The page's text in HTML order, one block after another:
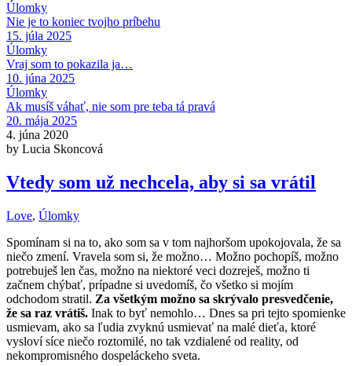
Úlomky
Nie je to koniec tvojho príbehu
15. júla 2025
Úlomky
Vraj som to pokazila ja…
10. júna 2025
Úlomky
Ak musíš váhať, nie som pre teba tá pravá
20. mája 2025
4. júna 2020
by Lucia Skoncová
Vtedy som už nechcela, aby si sa vrátil
Love, Úlomky
Spomínam si na to, ako som sa v tom najhoršom upokojovala, že sa
niečo zmení. Vravela som si, že možno… Možno pochopíš, možno
potrebuješ len čas, možno na niektoré veci dozreješ, možno ti
začnem chýbať, prípadne si uvedomíš, čo všetko si mojím
odchodom stratil. Za všetkým možno sa skrývalo presvedčenie,
že sa raz vrátiš. Inak to byť nemohlo… Dnes sa pri tejto spomienke
usmievam, ako sa ľudia zvyknú usmievať na malé dieťa, ktoré
vysloví síce niečo roztomilé, no tak vzdialené od reality, od
nekompromisného dospeláckeho sveta.